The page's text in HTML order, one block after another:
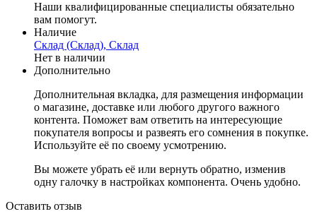
Наши квалифицированные специалисты обязательно
вам помогут.
Наличие
Склад (Склад), Склад
Нет в наличии
Дополнительно
Дополнительная вкладка, для размещения информации
о магазине, доставке или любого другого важного
контента. Поможет вам ответить на интересующие
покупателя вопросы и развеять его сомнения в покупке.
Используйте её по своему усмотрению.
Вы можете убрать её или вернуть обратно, изменив
одну галочку в настройках компонента. Очень удобно.
Оставить отзыв